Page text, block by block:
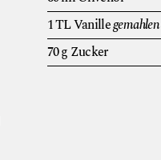
1TLVanillegemahlen
70g Zucker